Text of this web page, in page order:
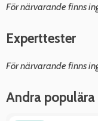
För närvarande finns
Experttester
För närvarande finns
Andra